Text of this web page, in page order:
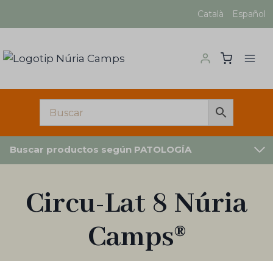
Català Español
Buscar productos según PATOLOGÍA
Circu-Lat 8 Núria
Camps®